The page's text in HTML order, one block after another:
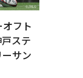
フト
ステ
サン